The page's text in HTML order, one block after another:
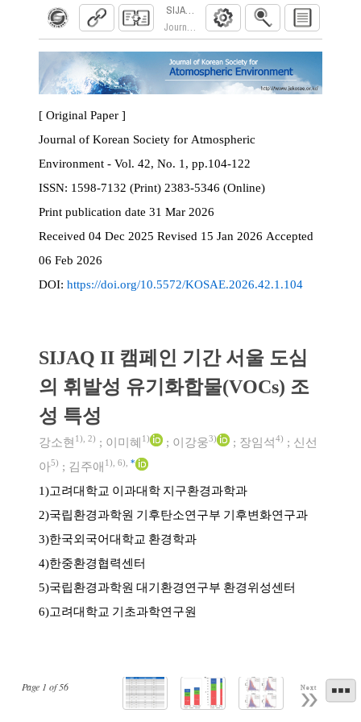
SIJAQ II 캠페인 기간 서울 도심의 휘발성
Journal of Korean Society for Atmospheric
Page 1 of56 Next
[ Original Paper ]
Journal of Korean Society for Atmospheric
Environment - Vol. 42, No. 1, pp.104-122
ISSN:
1598-7132 (Print) 2383-5346 (Online)
Print publication date 31 Mar 2026
Received 04 Dec 2025 Revised 15 Jan 2026 Accepted
06 Feb 2026
DOI: https://doi.org/10.5572/KOSAE.2026.42.1.104
SIJAQ II 캠페인 기간 서울 도심
의 휘발성 유기화합물(VOCs) 조
성 특성
강소현 1) 2) ; 이미혜 1) ; 이강웅3) ; 장임석4) ; 신선
아5) ; 김주애 1) 6) *
1)고려대학교 이과대학 지구환경과학과
2)국립환경과학원 기후탄소연구부 기후변화연구과
3)한국외국어대학교 환경학과
4)한중환경협력센터
5)국립환경과학원 대기환경연구부 환경위성센터
6)고려대학교 기초과학연구원